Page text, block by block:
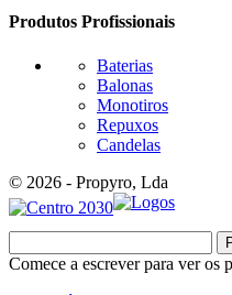
Produtos Profissionais
Baterias
Balonas
Monotiros
Repuxos
Candelas
© 2026 - Propyro, Lda
Comece a escrever para ver os